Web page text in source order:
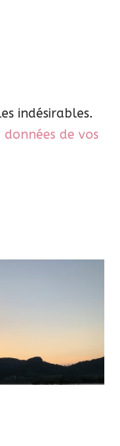
indésirables.
de vos